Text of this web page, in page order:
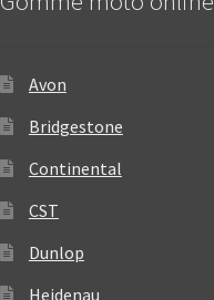
Avon
Bridgestone
Continental
CST
Dunlop
Heidenau